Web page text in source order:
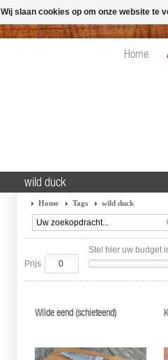
Home
wild duck
Home Tags wild duck
Stel hier uw budget
Prijs
Wilde eend (schieteend)
Wij slaan cookies op om onze website te